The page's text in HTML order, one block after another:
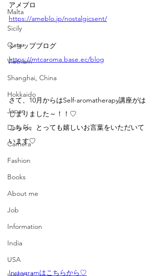
Malta
Sicily
Qatar
Vietnam
Shanghai, China
Hokkaido
Japan
Daily life
Camera
Fashion
Books
About me
Job
Information
India
USA
アメブロ
https://ameblo.jp/nostalgicsent/
ショップブログ
https://mtcaroma.base.ec/blog
さて、10月からはSelf-aromatherapy講座がは
じまりました～！！♡
こちら、とっても嬉しいお言葉をいただいて
います♡
Instagramはこちらから♡